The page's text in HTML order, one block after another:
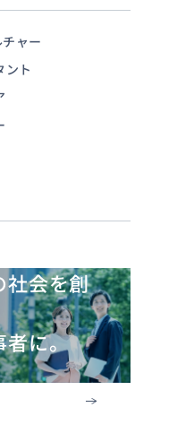
h
ャー
ント
社会を創
者に。